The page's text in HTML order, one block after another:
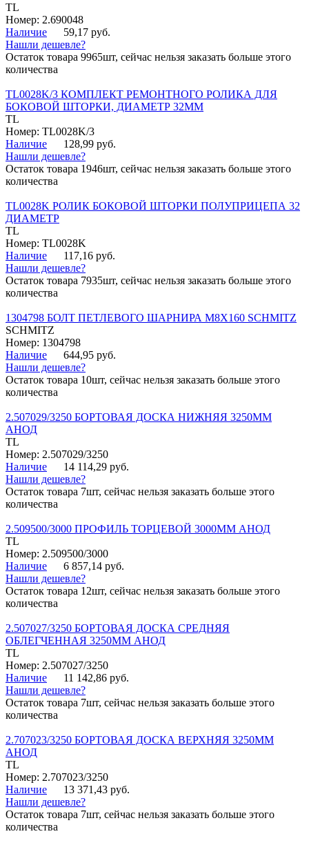
TL
Номер: 2.690048
Наличие
59,17 руб.
Нашли дешевле?
Остаток товара 9965шт, сейчас нельзя заказать больше этого
количества
TL0028K/3 КОМПЛЕКТ РЕМОНТНОГО РОЛИКА ДЛЯ
БОКОВОЙ ШТОРКИ, ДИАМЕТР 32ММ
TL
Номер: TL0028K/3
Наличие
128,99 руб.
Нашли дешевле?
Остаток товара 1946шт, сейчас нельзя заказать больше этого
количества
TL0028K РОЛИК БОКОВОЙ ШТОРКИ ПОЛУПРИЦЕПА 32
ДИАМЕТР
TL
Номер: TL0028K
Наличие
117,16 руб.
Нашли дешевле?
Остаток товара 7935шт, сейчас нельзя заказать больше этого
количества
1304798 БОЛТ ПЕТЛЕВОГО ШАРНИРА М8Х160 SCHMITZ
SCHMITZ
Номер: 1304798
Наличие
644,95 руб.
Нашли дешевле?
Остаток товара 10шт, сейчас нельзя заказать больше этого
количества
2.507029/3250 БОРТОВАЯ ДОСКА НИЖНЯЯ 3250ММ
АНОД
TL
Номер: 2.507029/3250
Наличие
14 114,29 руб.
Нашли дешевле?
Остаток товара 7шт, сейчас нельзя заказать больше этого
количества
2.509500/3000 ПРОФИЛЬ ТОРЦЕВОЙ 3000ММ АНОД
TL
Номер: 2.509500/3000
Наличие
6 857,14 руб.
Нашли дешевле?
Остаток товара 12шт, сейчас нельзя заказать больше этого
количества
2.507027/3250 БОРТОВАЯ ДОСКА СРЕДНЯЯ
ОБЛЕГЧЕННАЯ 3250ММ АНОД
TL
Номер: 2.507027/3250
Наличие
11 142,86 руб.
Нашли дешевле?
Остаток товара 7шт, сейчас нельзя заказать больше этого
количества
2.707023/3250 БОРТОВАЯ ДОСКА ВЕРХНЯЯ 3250ММ
АНОД
TL
Номер: 2.707023/3250
Наличие
13 371,43 руб.
Нашли дешевле?
Остаток товара 7шт, сейчас нельзя заказать больше этого
количества